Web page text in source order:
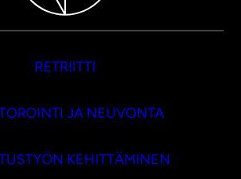
RETRIITTI
JA NEUVONTA
KEHITTÄMINEN